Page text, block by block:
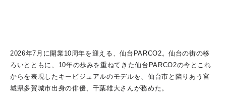
2026年7月に開業10周年を迎える、仙台PARCO2。仙台の街の移
ろいとともに、10年の歩みを重ねてきた仙台PARCO2の今とこれ
からを表現したキービジュアルのモデルを、仙台市と隣りあう宮
城県多賀城市出身の俳優、千葉雄大さんが務めた。